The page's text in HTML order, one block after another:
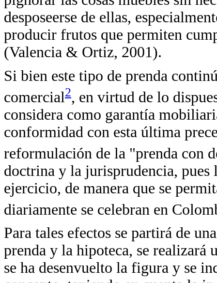
desposeerse de ellas,
producir frutos que permiten
(Valencia & Ortiz, 2001).
Si bien este tipo de prenda
comercial2, en virtud de lo
considera como garantía
conformidad con esta última
reformulación de la "prenda con
doctrina y la jurisprudencia, pues
ejercicio, de manera que se
diariamente se celebran en
Para tales efectos se partirá de
prenda y la hipoteca, se realizará
se ha desenvuelto la figura y se